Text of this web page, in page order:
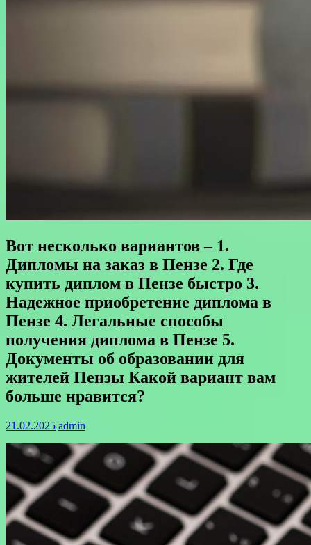
Вот несколько вариантов – 1.
Дипломы на заказ в Пензе 2. Где
купить диплом в Пензе быстро 3.
Надежное приобретение диплома в
Пензе 4. Легальные способы
получения диплома в Пензе 5.
Документы об образовании для
жителей Пензы Какой вариант вам
больше нравится?
21.02.2025 admin